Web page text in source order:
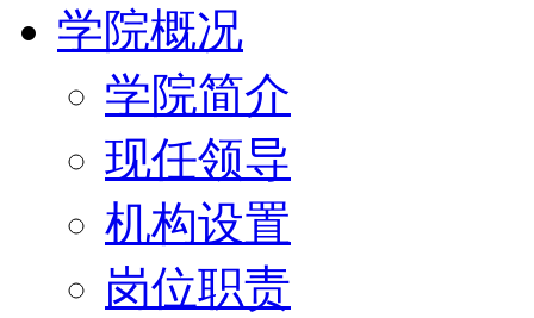
学院概况
学院简介
现任领导
机构设置
岗位职责